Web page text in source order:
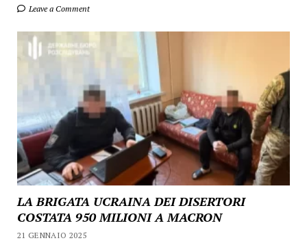
Leave a Comment
LA BRIGATA UCRAINA DEI DISERTORI
COSTATA 950 MILIONI A MACRON
21 GENNAIO 2025